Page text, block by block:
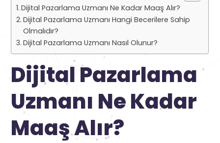
Dijital Pazarlama Uzmanı Ne Kadar Maaş Alır?
Dijital Pazarlama Uzmanı Hangi Becerilere Sahip
Olmalıdır?
Dijital Pazarlama Uzmanı Nasıl Olunur?
Dijital Pazarlama
Uzmanı Ne Kadar
Maaş Alır?